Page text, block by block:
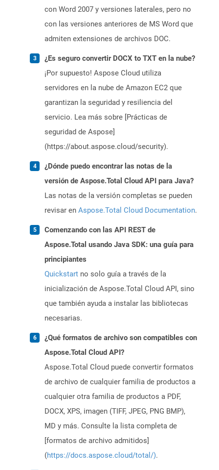
con Word 2007 y versiones laterales, pero no
con las versiones anteriores de MS Word que
admiten extensiones de archivos DOC.
¿Es seguro convertir DOCX to TXT en la nube?
¡Por supuesto! Aspose Cloud utiliza
servidores en la nube de Amazon EC2 que
garantizan la seguridad y resiliencia del
servicio. Lea más sobre [Prácticas de
seguridad de Aspose]
(https://about.aspose.cloud/security).
¿Dónde puedo encontrar las notas de la
versión de Aspose.Total Cloud API para Java?
Las notas de la versión completas se pueden
revisar en Aspose.Total Cloud Documentation.
Comenzando con las API REST de
Aspose.Total usando Java SDK: una guía para
principiantes
Quickstart no solo guía a través de la
inicialización de Aspose.Total Cloud API, sino
que también ayuda a instalar las bibliotecas
necesarias.
¿Qué formatos de archivo son compatibles con
Aspose.Total Cloud API?
Aspose.Total Cloud puede convertir formatos
de archivo de cualquier familia de productos a
cualquier otra familia de productos a PDF,
DOCX, XPS, imagen (TIFF, JPEG, PNG BMP),
MD y más. Consulte la lista completa de
[formatos de archivo admitidos]
(https://docs.aspose.cloud/total/).